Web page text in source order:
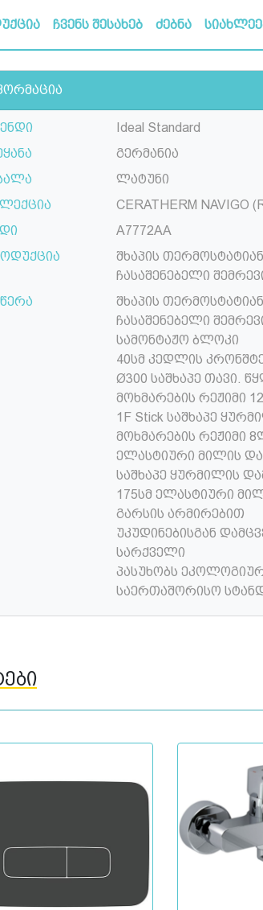
ჩვენს შესახებ ძებნა
Ideal Standard
გერმანია
ლატუნი
CERATHERM NAVIGO
A7772AA
შხაპის
ჩასაშენებელი
შხაპის
ჩასაშენებელი
სამონტაჟო ბლოკი
40სმ კედლის
Ø300 საშხაპე თავი.
მოხმარების რეჟიმი
1F Stick საშხაპე
მოხმარების რეჟიმი
ელასტიური მილის
საშხაპე ყურმილის
175სმ ელასტიური
გარსის არმირებით
უკუდინებისგან
სარქველი
პასუხობს
საერთაშორისო